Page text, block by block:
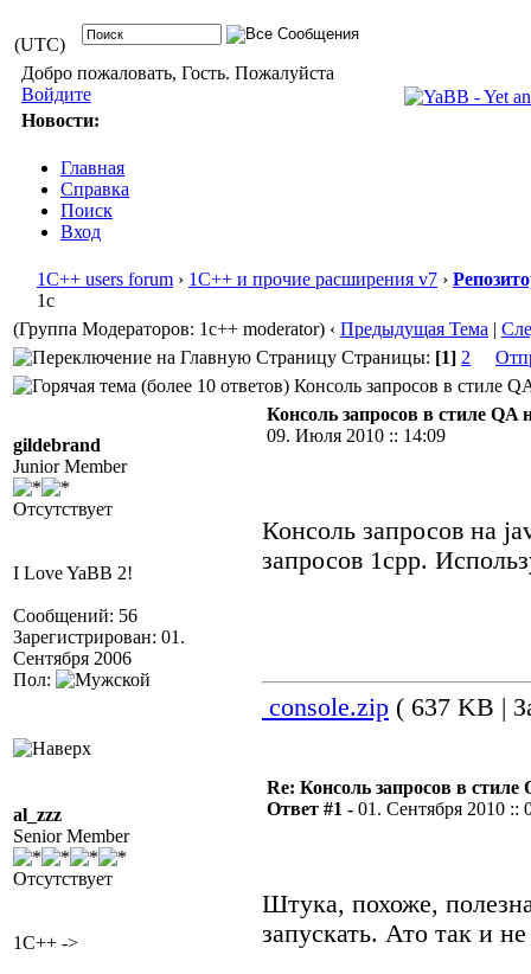
(UTC)
Добро пожаловать, Гость. Пожалуйста
Войдите
Новости:
Главная
Справка
Поиск
Вход
1С++ users forum › 1С++ и прочие расширения v7 ›
1с
(Группа Модераторов: 1c++ moderator) ‹ Предыдущая Тема |
Страницы: [1] 2
Консоль запросов в стиле
gildebrand
Junior Member
Отсутствует
I Love YaBB 2!
Сообщений: 56
Зарегистрирован: 01.
Сентября 2006
Пол:
Консоль запросов в стиле QA
09. Июля 2010 :: 14:09
Консоль запросов на
запросов 1cpp.
console.zip ( 637 KB |
al_zzz
Senior Member
Отсутствует
1C++ ->
Re: Консоль запросов в стиле
Ответ #1 - 01. Сентября 2010 ::
Штука, похоже,
запускать. Ато так и